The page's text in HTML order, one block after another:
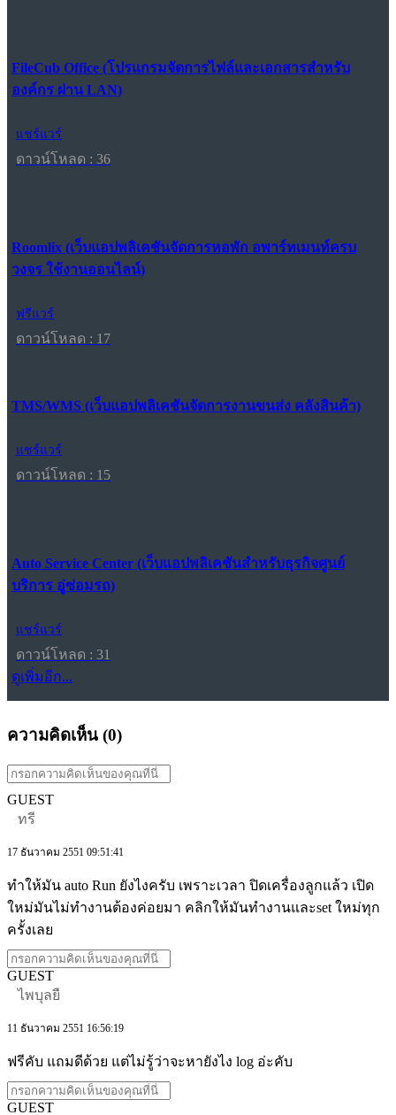
FileCub Office (โปรแกรมจัดการไฟล์และเอกสารสำหรับ
องค์กร ผ่าน LAN)
แชร์แวร์
ดาวน์โหลด : 36
Roomlix (เว็บแอปพลิเคชันจัดการหอพัก อพาร์ทเมนท์ครบ
วงจร ใช้งานออนไลน์)
ฟรีแวร์
ดาวน์โหลด : 17
TMS/WMS (เว็บแอปพลิเคชันจัดการงานขนส่ง คลังสินค้า)
แชร์แวร์
ดาวน์โหลด : 15
Auto Service Center (เว็บแอปพลิเคชันสำหรับธุรกิจศูนย์
บริการ อู่ซ่อมรถ)
แชร์แวร์
ดาวน์โหลด : 31
ดูเพิ่มอีก...
ความคิดเห็น (0)
GUEST
ทรี
17 ธันวาคม 2551 09:51:41
ทำให้มัน auto Run ยังไงครับ เพราะเวลา ปิดเครื่องลูกแล้ว เปิด
ใหม่มันไม่ทำงานต้องค่อยมา คลิกให้มันทำงานและset ใหม่ทุก
ครั้งเลย
GUEST
ไพบุลยื
11 ธันวาคม 2551 16:56:19
ฟรีคับ แถมดีด้วย แต่ไม่รู้ว่าจะหายังไง log อ่ะคับ
GUEST